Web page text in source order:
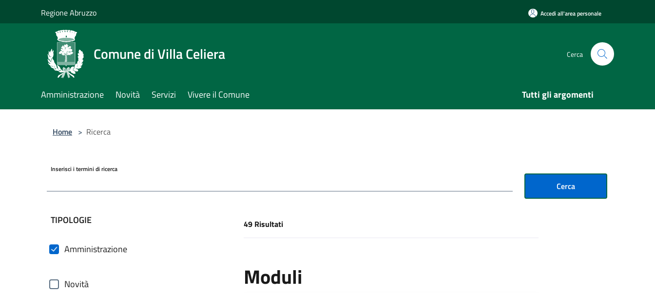
Regione Abruzzo Accedi all'area personale
Comune di Villa Celiera Cerca
Amministrazione Novità Servizi Vivere il Comune Tutti gli argomenti
Home > Ricerca
Inserisci i termini di ricerca
Cerca
filtri da applicare
TIPOLOGIE
Amministrazione
Novità
[results] Risultati
49 Risultati
Moduli